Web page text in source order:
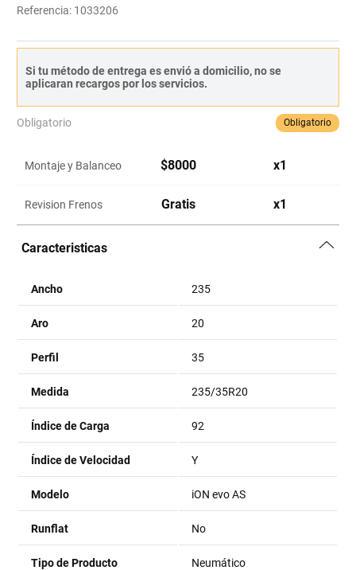
Referencia: 1033206
Si tu método de entrega es envió a domicilio, no se
aplicaran recargos por los servicios.
Obligatorio Obligatorio
Montaje y Balanceo $8000 x1
Revision Frenos Gratis x1
Caracteristicas
Ancho 235
Aro 20
Perfil 35
Medida 235/35R20
Índice de Carga 92
Índice de Velocidad Y
Modelo iON evo AS
Runflat No
Tipo de Producto Neumático